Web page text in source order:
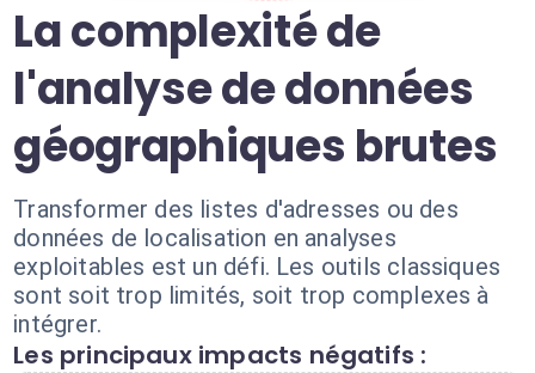
La complexité de
l'analyse de données
géographiques brutes
Transformer des listes d'adresses ou des
données de localisation en analyses
exploitables est un défi. Les outils classiques
sont soit trop limités, soit trop complexes à
intégrer.
Les principaux impacts négatifs :